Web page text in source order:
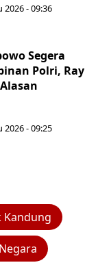
2026 - 09:36
Segera
Polri, Ray
2026 - 09:25
Kandung